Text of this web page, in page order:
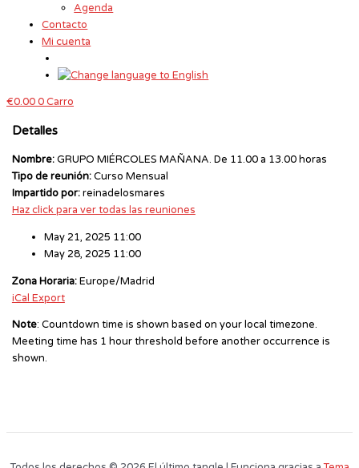
Agenda
Contacto
Mi cuenta
€0.000Carro
Detalles
Nombre:GRUPO MIÉRCOLES MAÑANA. De 11.00 a 13.00 horas
Tipo de reunión:Curso Mensual
Impartido por:reinadelosmares
Haz click para ver todas las reuniones
May 21, 2025 11:00
May 28, 2025 11:00
Zona Horaria:Europe/Madrid
iCal Export
Note: Countdown time is shown based on your local timezone.
Meeting time has 1 hour threshold before another occurrence is
shown.